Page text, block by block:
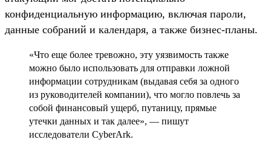
конфиденциальную информацию, включая пароли,
данные собраний и календаря, а также бизнес-планы.
«Что еще более тревожно, эту уязвимость также
можно было использовать для отправки ложной
информации сотрудникам (выдавая себя за одного
из руководителей компании), что могло повлечь за
собой финансовый ущерб, путаницу, прямые
утечки данных и так далее», — пишут
исследователи CyberArk.